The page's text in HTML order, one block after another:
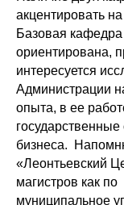
акцентировать
Базовая кафедра
ориентирована,
интересуется
Администрации
опыта, в ее
бизнеса.
«Леонтьевский
магистров как
муниципальное